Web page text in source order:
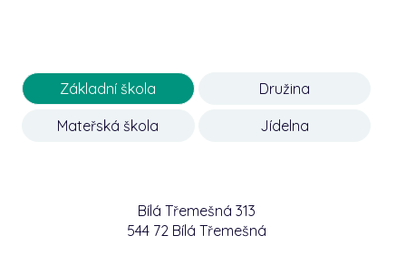
Základní škola Družina
Mateřská škola Jídelna
Bílá Třemešná 313
544 72 Bílá Třemešná